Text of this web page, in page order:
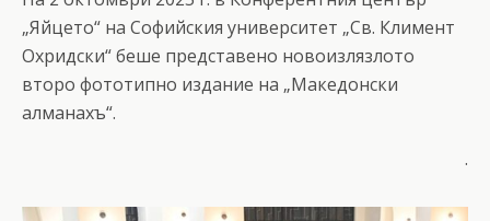
„Яйцето“ на Софийския университет „Св. Климент
Охридски“ беше представено новоизлязлото
второ фототипно издание на „Македонски
алманахъ“.
.